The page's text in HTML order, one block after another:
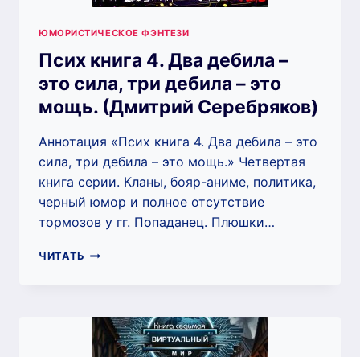
ЮМОРИСТИЧЕСКОЕ ФЭНТЕЗИ
Псих книга 4. Два дебила –
это сила, три дебила – это
мощь. (Дмитрий Серебряков)
Аннотация «Псих книга 4. Два дебила – это
сила, три дебила – это мощь.» Четвертая
книга серии. Кланы, бояр-аниме, политика,
черный юмор и полное отсутствие
тормозов у гг. Попаданец. Плюшки…
ЧИТАТЬ ПСИХ
ДЕБИЛА
ЭТО